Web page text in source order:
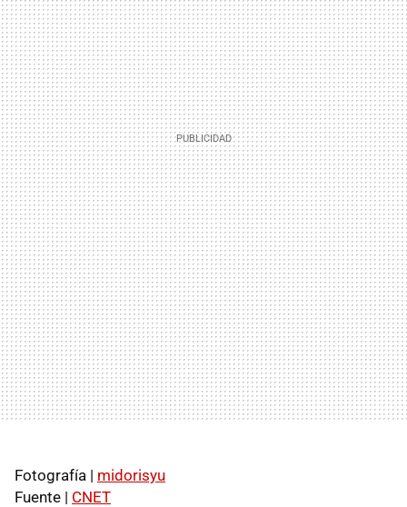
Fotografía | midorisyu
Fuente | CNET